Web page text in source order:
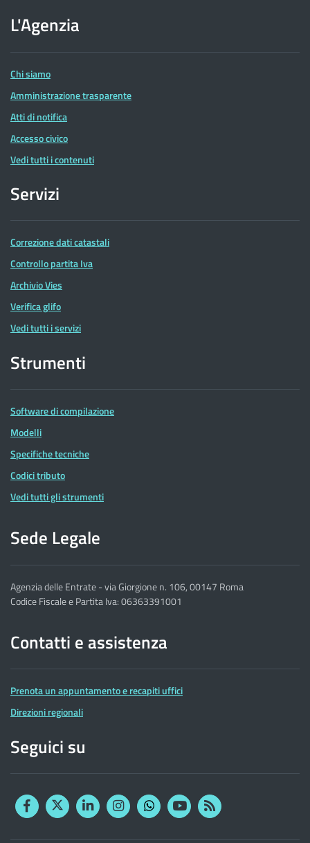
dell'Agenzia
delle
Entrate
L'Agenzia
Chi siamo
Amministrazione trasparente
Atti di notifica
Accesso civico
Vedi tutti i contenuti
Servizi
Correzione dati catastali
Controllo partita Iva
Archivio Vies
Verifica glifo
Vedi tutti i servizi
Strumenti
Software di compilazione
Modelli
Specifiche tecniche
Codici tributo
Vedi tutti gli strumenti
Sede Legale
Agenzia delle Entrate - via Giorgione n. 106, 00147 Roma
Codice Fiscale e Partita Iva: 06363391001
Contatti e assistenza
Prenota un appuntamento e recapiti uffici
Direzioni regionali
Seguici su
FacebookTwitterLinkedinInstagram
YouTubeRSS